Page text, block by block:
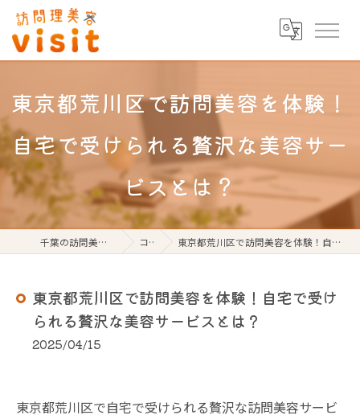
東京都荒川区で訪問美容を体験！
自宅で受けられる贅沢な美容サー
ビスとは？
千葉の訪問美容なら訪問理美容visit コラム 東京都荒川区で訪問美容を体験！自宅で受けられる贅沢な美容サービスとは？
東京都荒川区で訪問美容を体験！自宅で受け
られる贅沢な美容サービスとは？
2025/04/15
東京都荒川区で自宅で受けられる贅沢な訪問美容サービ